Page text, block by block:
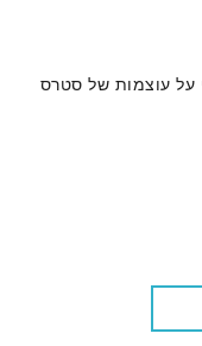
על עוצמות של סטרס